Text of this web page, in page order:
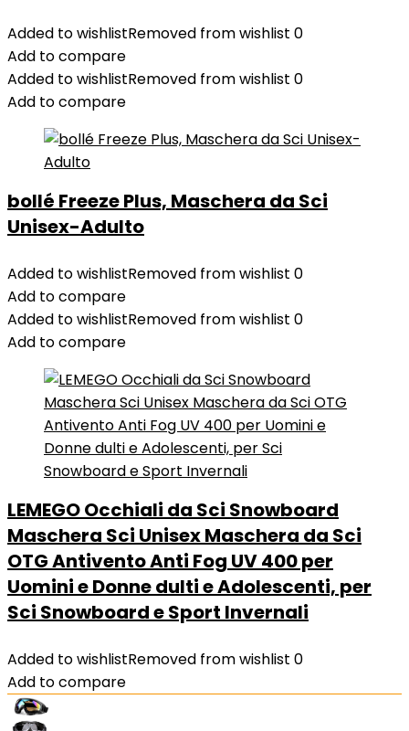
Added to wishlistRemoved from wishlist 0
Add to compare
Added to wishlistRemoved from wishlist 0
Add to compare
bollé Freeze Plus, Maschera da Sci
Unisex-Adulto
Added to wishlistRemoved from wishlist 0
Add to compare
Added to wishlistRemoved from wishlist 0
Add to compare
LEMEGO Occhiali da Sci Snowboard
Maschera Sci Unisex Maschera da Sci
OTG Antivento Anti Fog UV 400 per
Uomini e Donne dulti e Adolescenti, per
Sci Snowboard e Sport Invernali
Added to wishlistRemoved from wishlist 0
Add to compare